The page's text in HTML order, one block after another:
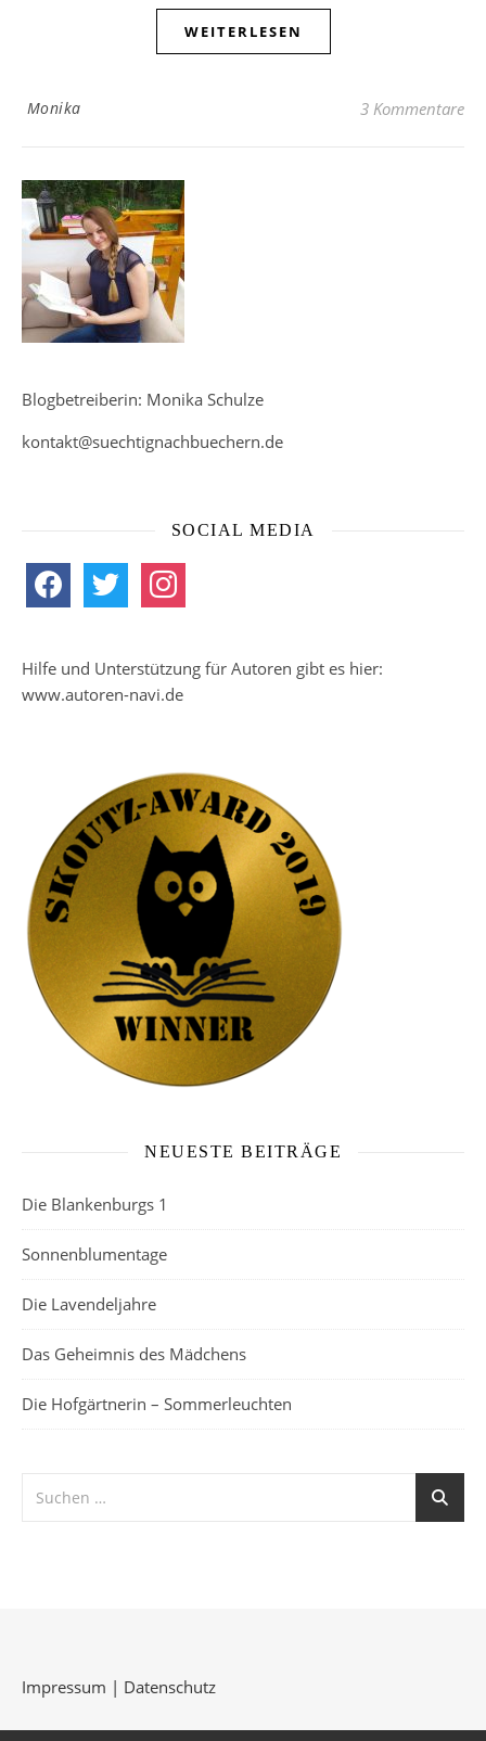
WEITERLESEN
Monika 3 Kommentare
Blogbetreiberin: Monika Schulze
kontakt@suechtignachbuechern.de
SOCIAL MEDIA
facebook twitter instagram
Hilfe und Unterstützung für Autoren gibt es hier:
www.autoren-navi.de
NEUESTE BEITRÄGE
Die Blankenburgs 1
Sonnenblumentage
Die Lavendeljahre
Das Geheimnis des Mädchens
Die Hofgärtnerin – Sommerleuchten
Impressum | Datenschutz